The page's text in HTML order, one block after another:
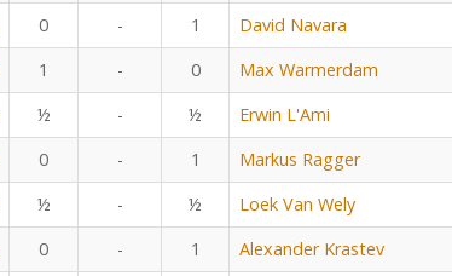
0 - 1 David Navara
1 - 0 Max Warmerdam
½ - ½ Erwin L'Ami
0 - 1 Markus Ragger
½ - ½ Loek Van Wely
0 - 1 Alexander Krastev